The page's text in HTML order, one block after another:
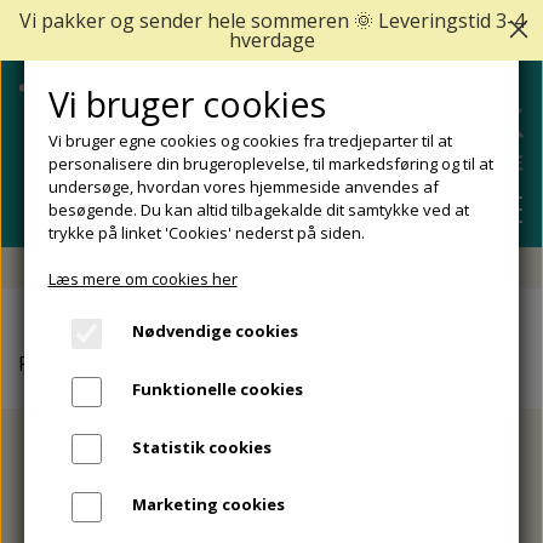
SHOP
FODCREMER
NEGLESVAMP
REDSKABER TIL FODPLEJE OG NEGLEPLEJE
FODFILE OG FODHØVLE
SÅLER, FODINDLÆG OG AFLASTNINGER
FODPROBLEMER
APOFYSITIS CALCANEI/SEVERS SYNDROM
REJSESTØRRELSER
MÆRKER
Fri fragt fra 499 DKK - Levering 1-2 hverdage
Forside
Døjer du med
Vi bruger cookies
Vi bruger egne cookies og cookies fra tredjeparter til at
personalisere din brugeroplevelse, til markedsføring og til at
undersøge, hvordan vores hjemmeside anvendes af
besøgende. Du kan altid tilbagekalde dit samtykke ved at
trykke på linket 'Cookies' nederst på siden.
Læs mere om cookies her
Nødvendige cookies
Funktionelle cookies
Statistik cookies
Marketing cookies
Vi pakker og sender hele sommeren 🌞 Leveringstid 3-4
hverdage